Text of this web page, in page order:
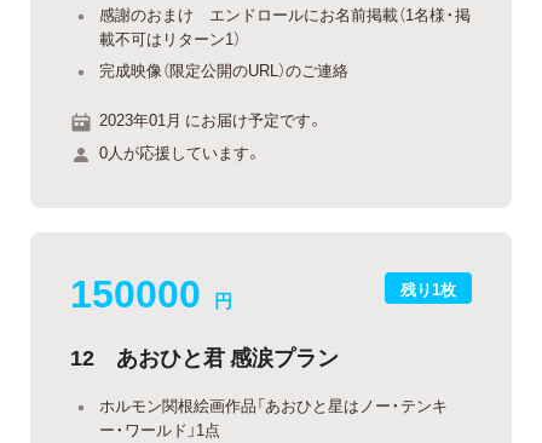
感謝のおまけ エンドロールにお名前掲載（1名様・掲
載不可はリターン1）
完成映像（限定公開のURL）のご連絡
2023年01月 にお届け予定です。
0人が応援しています。
残り1枚
150000 円
12 あおひと君 感涙プラン
ホルモン関根絵画作品「あおひと星はノー・テンキ
ー・ワールド」1点